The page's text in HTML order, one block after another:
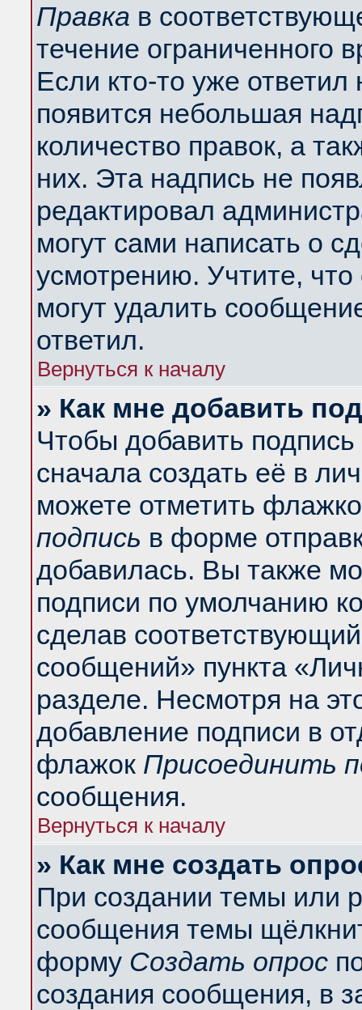
Правка в
течение ограниченного
Если кто-то уже
появится небольшая
количество правок, а
них. Эта надпись не
редактировал
могут сами написать о
усмотрению. Учтите,
могут удалить
ответил.
Вернуться к началу
» Как мне добавить
Чтобы добавить
сначала создать её в
можете отметить
подпись в форме
добавилась. Вы также
подписи по умолчанию
сделав
сообщений» пункта
разделе. Несмотря на
добавление подписи в
флажок Присоединить
сообщения.
Вернуться к началу
» Как мне создать
При создании темы или
сообщения темы
форму Создать опрос
создания сообщения, в